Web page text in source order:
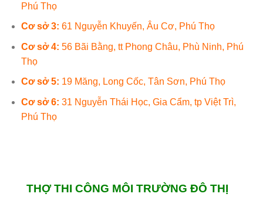
Phú Thọ
Cơ sở 3: 61 Nguyễn Khuyến, Âu Cơ, Phú Thọ
Cơ sở 4: 56 Bãi Bằng, tt Phong Châu, Phù Ninh, Phú
Thọ
Cơ sở 5: 19 Măng, Long Cốc, Tân Sơn, Phú Thọ
Cơ sở 6: 31 Nguyễn Thái Học, Gia Cẩm, tp Việt Trì,
Phú Thọ
THỢ THI CÔNG MÔI TRƯỜNG ĐÔ THỊ